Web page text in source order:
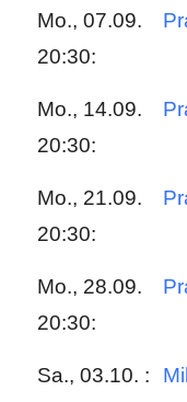
Mo., 07.09.
20:30:
Mo., 14.09.
20:30:
Mo., 21.09.
20:30:
Mo., 28.09.
20:30:
Sa., 03.10. :